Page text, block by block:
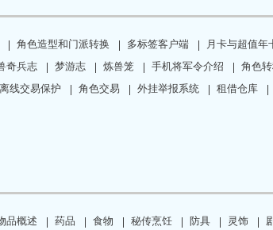
角色造型和门派转换 多标签客户端 月卡与超值年
奇兵志 梦游志 炼兽笼 手机将军令介绍 角色
离线交易保护 角色交易 外挂举报系统 租借仓库
品概述 药品 食物 秘传烹饪 防具 灵饰